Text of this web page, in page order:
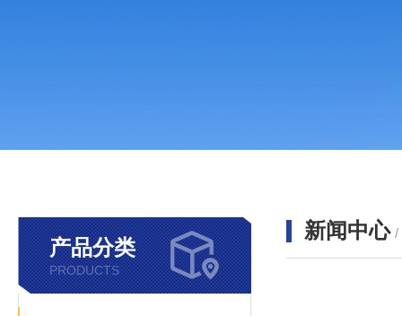
产品分类
PRODUCTS
新闻中心 /